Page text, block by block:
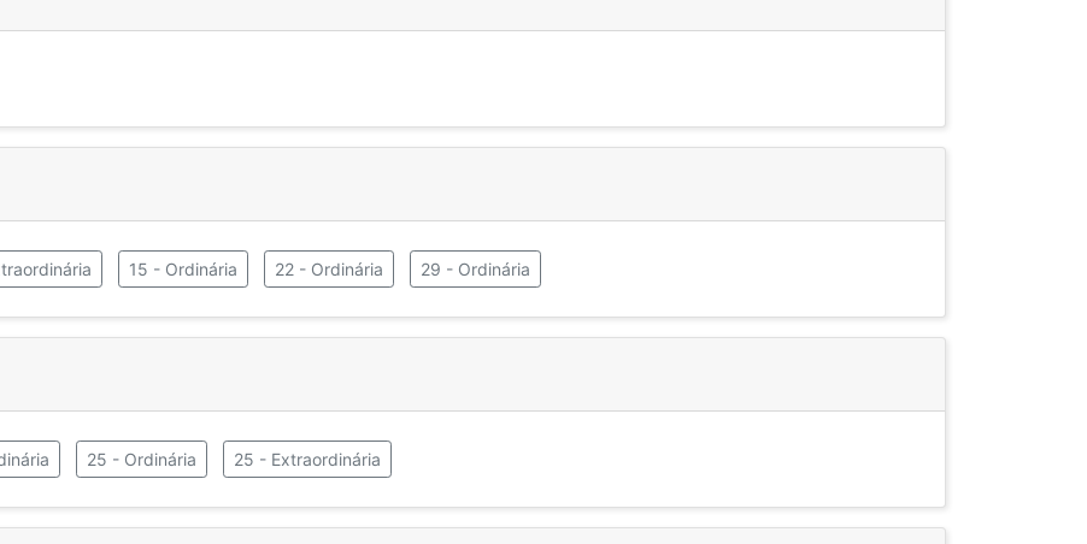
15 - Ordinária 22 - Ordinária 29 - Ordinária
25 - Ordinária 25 - Extraordinária